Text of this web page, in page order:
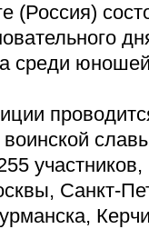
(Россия)
среди
воинской
Санкт-